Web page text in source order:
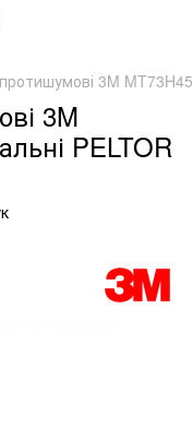
3M
3M
PELTOR